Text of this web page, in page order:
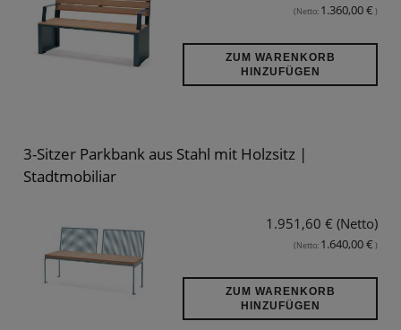
(Netto: 1.360,00 € )
ZUM WARENKORB
HINZUFÜGEN
3-Sitzer Parkbank aus Stahl mit Holzsitz |
Stadtmobiliar
1.951,60 € (Netto)
(Netto: 1.640,00 € )
ZUM WARENKORB
HINZUFÜGEN